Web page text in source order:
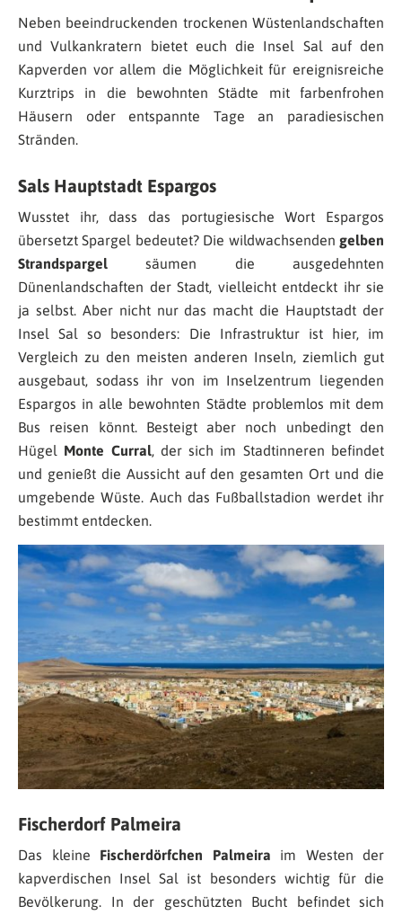
Neben beeindruckenden trockenen Wüstenlandschaften
und Vulkankratern bietet euch die Insel Sal auf den
Kapverden vor allem die Möglichkeit für ereignisreiche
Kurztrips in die bewohnten Städte mit farbenfrohen
Häusern oder entspannte Tage an paradiesischen
Stränden.
Sals Hauptstadt Espargos
Wusstet ihr, dass das portugiesische Wort Espargos
übersetzt Spargel bedeutet? Die wildwachsenden gelben
Strandspargel säumen die ausgedehnten
Dünenlandschaften der Stadt, vielleicht entdeckt ihr sie
ja selbst. Aber nicht nur das macht die Hauptstadt der
Insel Sal so besonders: Die Infrastruktur ist hier, im
Vergleich zu den meisten anderen Inseln, ziemlich gut
ausgebaut, sodass ihr von im Inselzentrum liegenden
Espargos in alle bewohnten Städte problemlos mit dem
Bus reisen könnt. Besteigt aber noch unbedingt den
Hügel Monte Curral, der sich im Stadtinneren befindet
und genießt die Aussicht auf den gesamten Ort und die
umgebende Wüste. Auch das Fußballstadion werdet ihr
bestimmt entdecken.
Fischerdorf Palmeira
Das kleine Fischerdörfchen Palmeira im Westen der
kapverdischen Insel Sal ist besonders wichtig für die
Bevölkerung. In der geschützten Bucht befindet sich